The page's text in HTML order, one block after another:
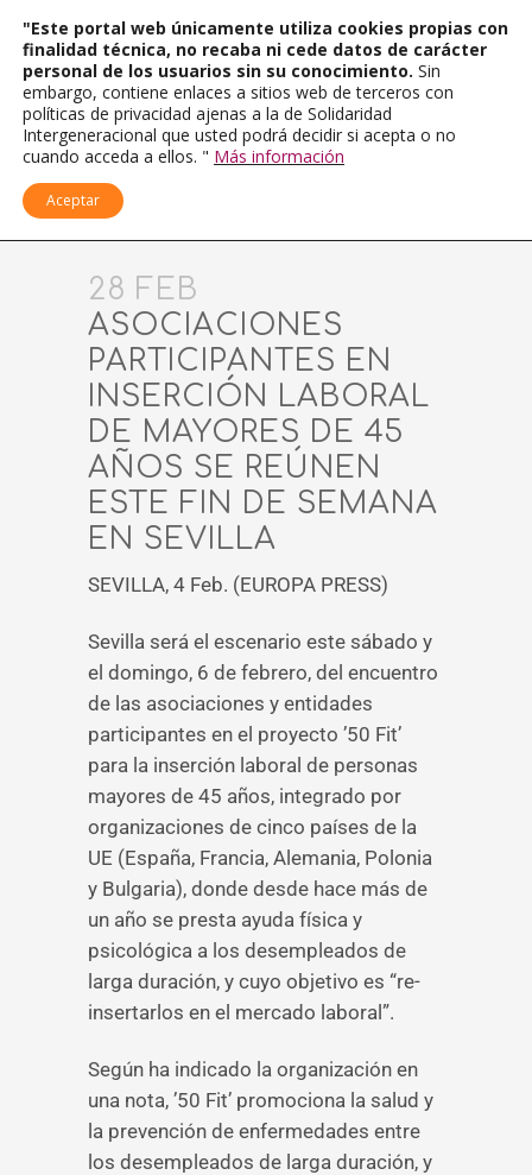
28 FEB
ASOCIACIONES
PARTICIPANTES EN
INSERCIÓN LABORAL
DE MAYORES DE 45
AÑOS SE REÚNEN
ESTE FIN DE SEMANA
EN SEVILLA
SEVILLA, 4 Feb. (EUROPA PRESS)
Sevilla será el escenario este sábado y
el domingo, 6 de febrero, del encuentro
de las asociaciones y entidades
participantes en el proyecto ’50 Fit’
para la inserción laboral de personas
mayores de 45 años, integrado por
organizaciones de cinco países de la
UE (España, Francia, Alemania, Polonia
y Bulgaria), donde desde hace más de
un año se presta ayuda física y
psicológica a los desempleados de
larga duración, y cuyo objetivo es “re-
insertarlos en el mercado laboral”.
Según ha indicado la organización en
una nota, ’50 Fit’ promociona la salud y
la prevención de enfermedades entre
los desempleados de larga duración, y
"Este portal web únicamente utiliza cookies propias con
finalidad técnica, no recaba ni cede datos de carácter
personal de los usuarios sin su conocimiento. Sin
embargo, contiene enlaces a sitios web de terceros con
políticas de privacidad ajenas a la de Solidaridad
Intergeneracional que usted podrá decidir si acepta o no
cuando acceda a ellos. " Más información
Aceptar